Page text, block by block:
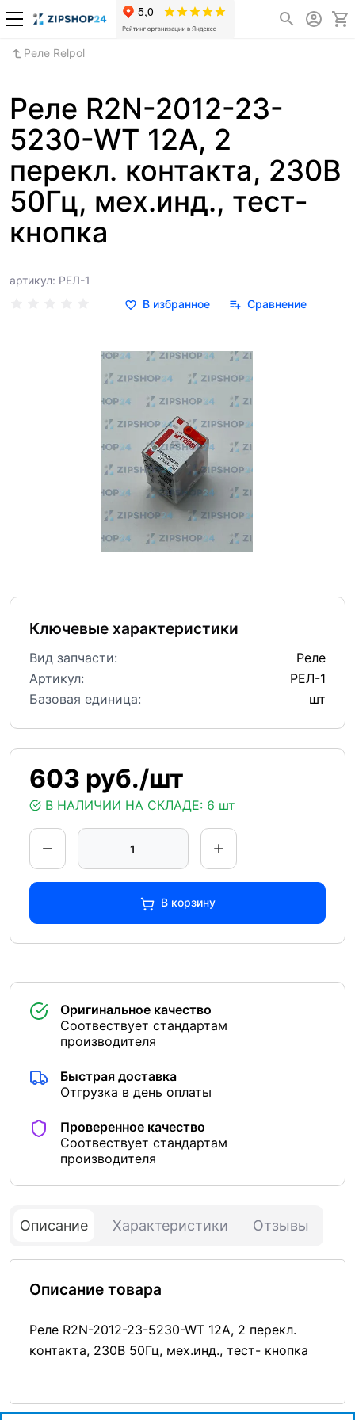
Реле Relpol
Реле R2N-2012-23-
5230-WT 12А, 2
перекл. контакта, 230В
50Гц, мех.инд., тест-
кнопка
артикул: РЕЛ-1
В избранное
Сравнение
603 руб./шт
В НАЛИЧИИ НА СКЛАДЕ: 6 шт
В корзину
Ключевые характеристики
Вид запчасти:
Реле
Артикул:
РЕЛ-1
Базовая единица:
шт
Оригинальное качество
Соотвествует стандартам
производителя
Быстрая доставка
Отгрузка в день оплаты
Проверенное качество
Соотвествует стандартам
производителя
Описание Характеристики Отзывы
Описание товара
Реле R2N-2012-23-5230-WT 12А, 2 перекл.
контакта, 230В 50Гц, мех.инд., тест- кнопка